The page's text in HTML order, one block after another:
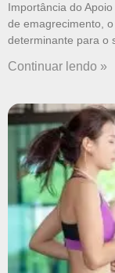
Importância do
de emagrecimento,
determinante para o
Continuar lendo »